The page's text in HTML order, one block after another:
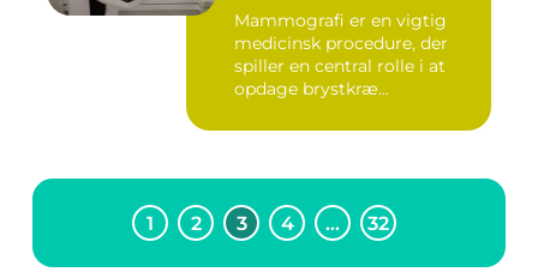
Mammografi er en vigtig
medicinsk procedure, der
spiller en central rolle i at
opdage brystkræ...
1 2 3 4 … 32